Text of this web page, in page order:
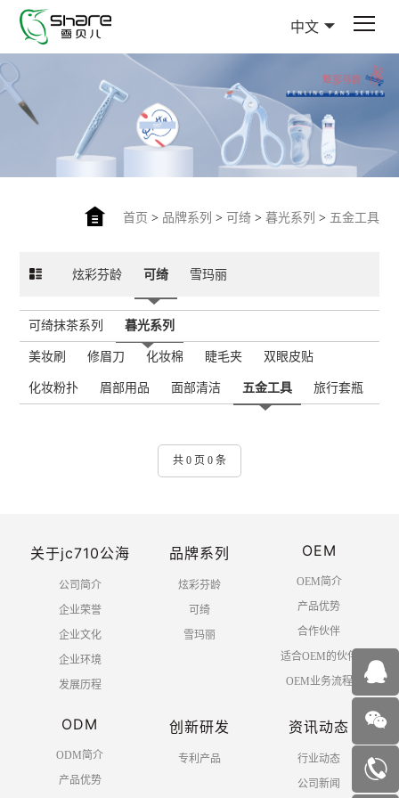
中文
首页 > 品牌系列 > 可绮> 暮光系列 > 五金工具
炫彩芬龄 可绮 雪玛丽
可绮抹茶系列 暮光系列
美妆刷 修眉刀 化妆棉 睫毛夹 双眼皮贴
化妆粉扑 眉部用品 面部清洁 五金工具 旅行套瓶
共 0 页 0 条
关于jc710公海
公司简介
企业荣誉
企业文化
企业环境
发展历程
品牌系列
炫彩芬龄
可绮
雪玛丽
OEM
OEM简介
产品优势
合作伙伴
适合OEM的伙伴
OEM业务流程
ODM
ODM简介
产品优势
创新研发
专利产品
资讯动态
行业动态
公司新闻